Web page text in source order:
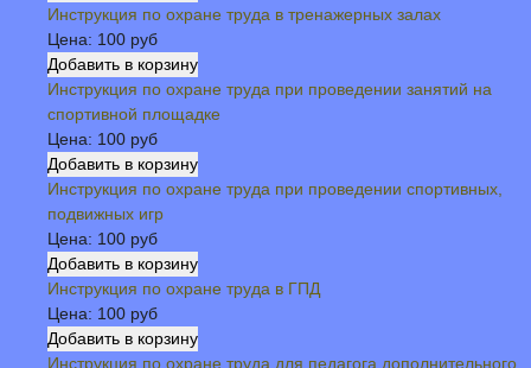
Инструкция по охране труда в тренажерных залах
Цена: 100 руб
Инструкция по охране труда при проведении занятий на
спортивной площадке
Цена: 100 руб
Инструкция по охране труда при проведении спортивных,
подвижных игр
Цена: 100 руб
Инструкция по охране труда в ГПД
Цена: 100 руб
Инструкция по охране труда для педагога дополнительного